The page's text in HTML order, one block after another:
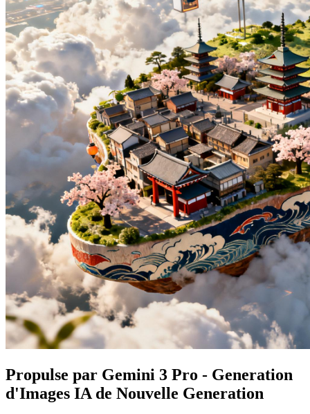
Propulse par Gemini 3 Pro - Generation
d'Images IA de Nouvelle Generation